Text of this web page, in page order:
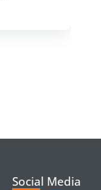
Social Media